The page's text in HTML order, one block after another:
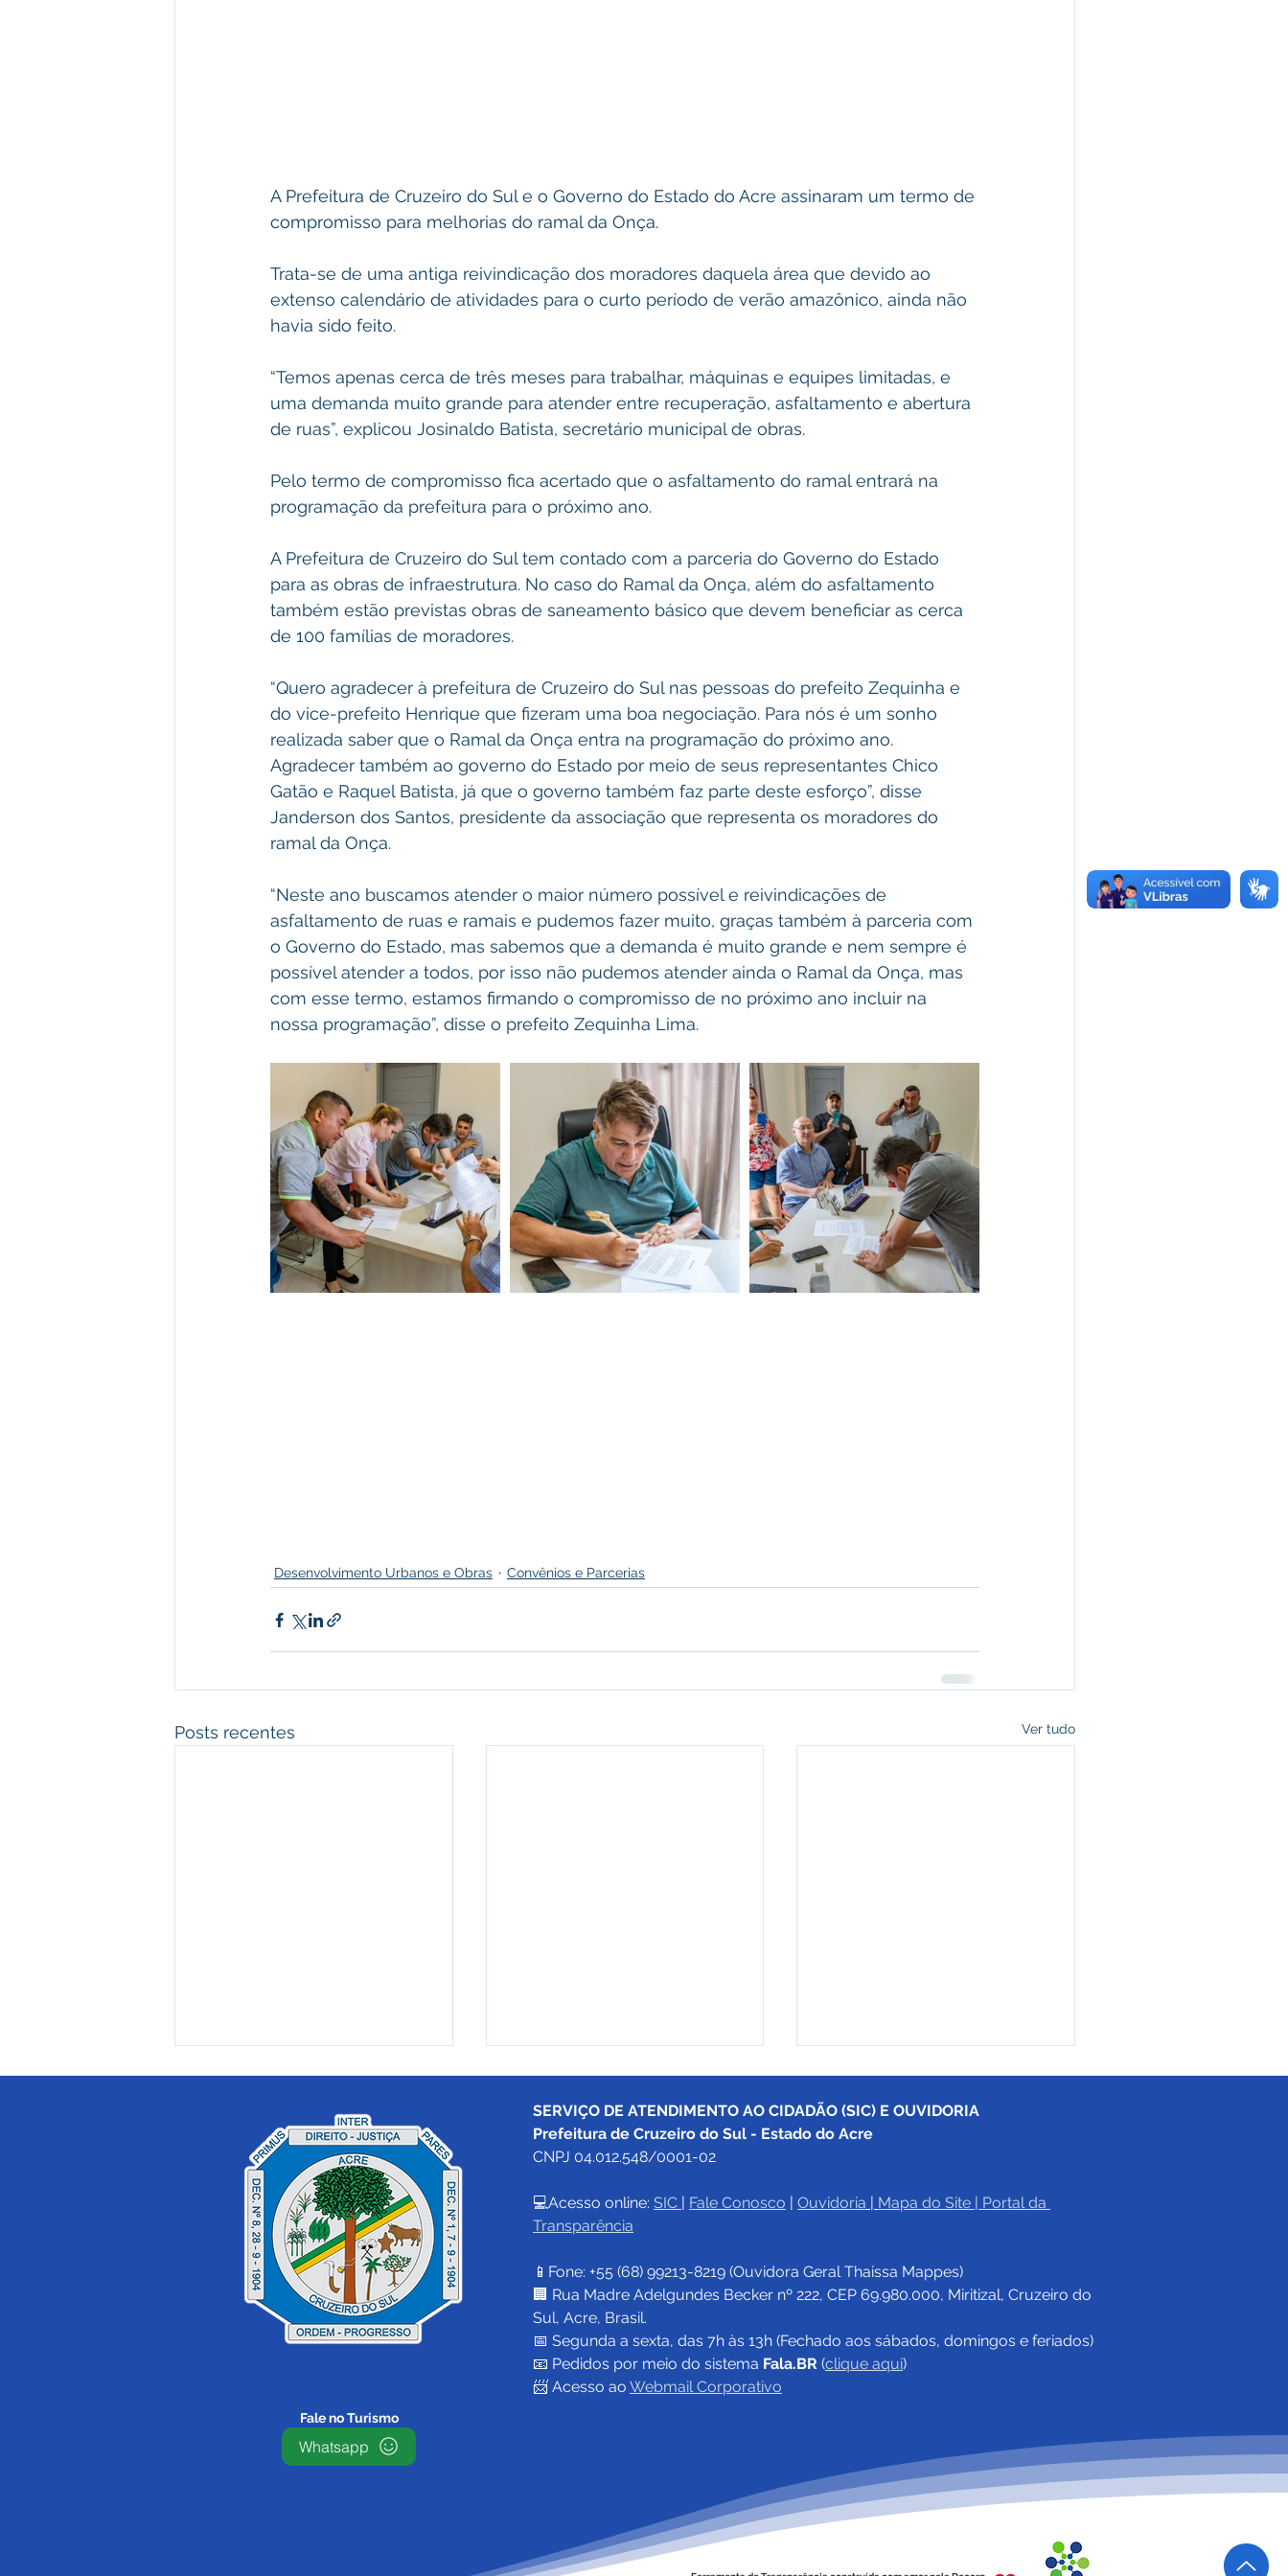
A Prefeitura de Cruzeiro do Sul e o Governo do Estado do Acre assinaram um termo de
compromisso para melhorias do ramal da Onça.
Trata-se de uma antiga reivindicação dos moradores daquela área que devido ao
extenso calendário de atividades para o curto período de verão amazônico, ainda não
havia sido feito.
“Temos apenas cerca de três meses para trabalhar, máquinas e equipes limitadas, e
uma demanda muito grande para atender entre recuperação, asfaltamento e abertura
de ruas”, explicou Josinaldo Batista, secretário municipal de obras.
Pelo termo de compromisso fica acertado que o asfaltamento do ramal entrará na
programação da prefeitura para o próximo ano.
A Prefeitura de Cruzeiro do Sul tem contado com a parceria do Governo do Estado
para as obras de infraestrutura. No caso do Ramal da Onça, além do asfaltamento
também estão previstas obras de saneamento básico que devem beneficiar as cerca
de 100 famílias de moradores.
“Quero agradecer à prefeitura de Cruzeiro do Sul nas pessoas do prefeito Zequinha e
do vice-prefeito Henrique que fizeram uma boa negociação. Para nós é um sonho
realizada saber que o Ramal da Onça entra na programação do próximo ano.
Agradecer também ao governo do Estado por meio de seus representantes Chico
Gatão e Raquel Batista, já que o governo também faz parte deste esforço”, disse
Janderson dos Santos, presidente da associação que representa os moradores do
ramal da Onça.
“Neste ano buscamos atender o maior número possível e reivindicações de
asfaltamento de ruas e ramais e pudemos fazer muito, graças também à parceria com
o Governo do Estado, mas sabemos que a demanda é muito grande e nem sempre é
possível atender a todos, por isso não pudemos atender ainda o Ramal da Onça, mas
com esse termo, estamos firmando o compromisso de no próximo ano incluir na
nossa programação”, disse o prefeito Zequinha Lima.
Desenvolvimento Urbanos e Obras Convênios e Parcerias
Posts recentes Ver tudo
Prefeitura de Cruzeiro do
Sul assina convênios para
assistência social e entrega
equipamento para
fortalecer produção rural
Prefeitura de Cruzeiro do
corrida em alusão ao Dia
Mundial de
Conscientização do
Autismo
Governo do Estado para
fortalecimento de políticas
2026
SERVIÇO DE ATENDIMENTO AO CIDADÃO (SIC) E OUVIDORIA
Prefeitura de Cruzeiro do Sul - Estado do Acre
CNPJ 04.012.548/0001-02
💻Acesso online: SIC | Fale Conosco | Ouvidoria | Mapa do Site | Portal da
Transparência
📱Fone: +55 (68) 99213-8219 (Ouvidora Geral Thaissa Mappes)
🏢 Rua Madre Adelgundes Becker nº 222, CEP 69.980.000, Miritizal, Cruzeiro do
Sul, Acre, Brasil.
📅 Segunda a sexta, das 7h às 13h (Fechado aos sábados, domingos e feriados)
📧 Pedidos por meio do sistema Fala.BR (clique aqui)
📨 Acesso ao Webmail Corporativo
Fale no Turismo
Whatsapp